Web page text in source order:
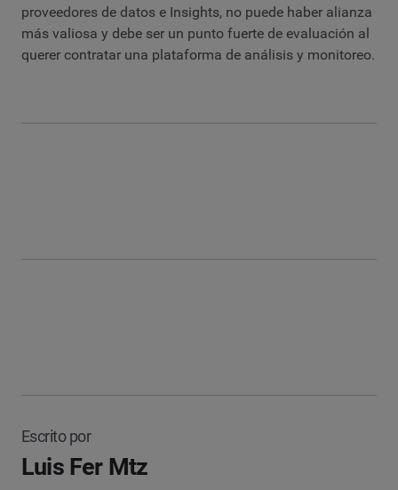
proveedores de datos e Insights, no puede haber alianza
más valiosa y debe ser un punto fuerte de evaluación al
querer contratar una plataforma de análisis y monitoreo.
Escrito por
Luis Fer Mtz